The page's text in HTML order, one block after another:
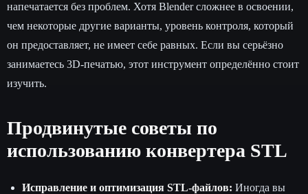
напечатается без проблем. Хотя Blender сложнее в освоении,
чем некоторые другие варианты, уровень контроля, который
он предоставляет, не имеет себе равных. Если вы серьёзно
занимаетесь 3D-печатью, этот инструмент определённо стоит
изучить.
Продвинутые советы по
использованию конвертера STL
Исправление и оптимизация STL-файлов: Иногда вы